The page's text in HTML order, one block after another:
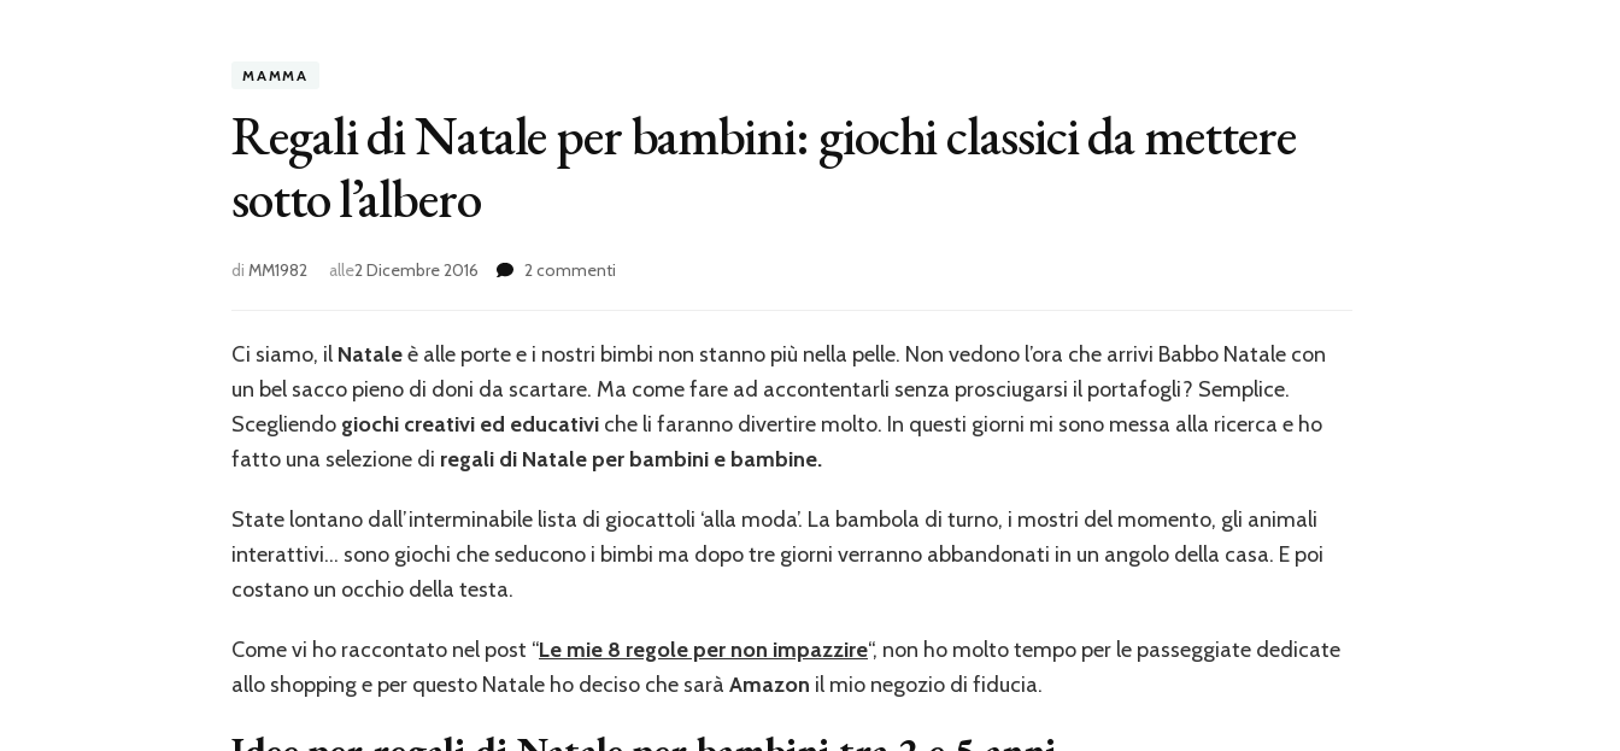
MAMMA
Regali di Natale per bambini: giochi classici da mettere
sotto l’albero
di MM1982 alle2 Dicembre 2016 2 commenti
Natale
bambini:
giochi
classici
da
sotto
l’albero
Ci siamo, il Nataleè alle porte e i nostri bimbi non stanno più nella pelle. Non vedono l’ora che arrivi Babbo Natale con
un bel sacco pieno di doni da scartare. Ma come fare ad accontentarli senza prosciugarsi il portafogli? Semplice.
Scegliendo giochi creativi ed educativi che li faranno divertire molto. In questi giorni mi sono messa alla ricerca e ho
fatto una selezione di regali di Natale per bambini e bambine.
State lontano dall’interminabile lista di giocattoli ‘alla moda’. La bambola di turno, i mostri del momento, gli animali
interattivi… sono giochi che seducono i bimbi ma dopo tre giorni verranno abbandonati in un angolo della casa. E poi
costano un occhio della testa.
Come vi ho raccontato nel post “Le mie 8 regole per non impazzire“, non ho molto tempo per le passeggiate dedicate
allo shopping e per questo Natale ho deciso che sarà Amazon il mio negozio di fiducia.